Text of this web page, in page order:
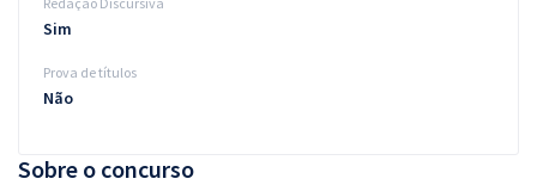
Sobre o concurso
Sim
Prova de títulos
Não